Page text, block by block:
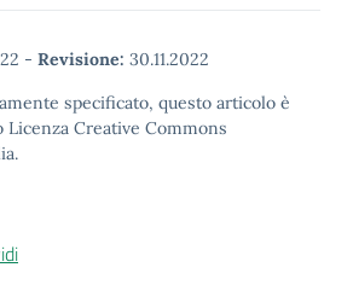
- Revisione: 30.11.2022
specificato, questo articolo è
Creative Commons